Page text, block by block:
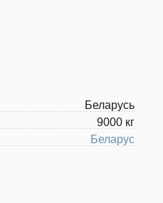
Беларусь
9000 кг
Беларус